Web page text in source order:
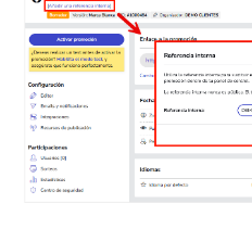
Actualizaciones